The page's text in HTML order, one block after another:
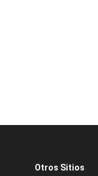
Otros Sitios